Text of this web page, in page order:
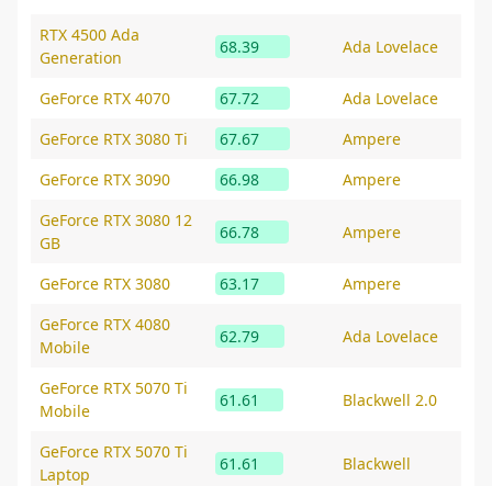
RTX 4500 Ada
Generation
68.39 Ada Lovelace
GeForce RTX 4070 67.72
Ada Lovelace
GeForce RTX 3080 Ti
67.67
Ampere
GeForce RTX 3090
66.98
Ampere
GeForce RTX 3080 12
GB
66.78 Ampere
GeForce RTX 3080 63.17
Ampere
GeForce RTX 4080
Mobile
62.79 Ada Lovelace
GeForce RTX 5070 Ti
Mobile
61.61 Blackwell 2.0
GeForce RTX 5070 Ti
Laptop
61.61 Blackwell